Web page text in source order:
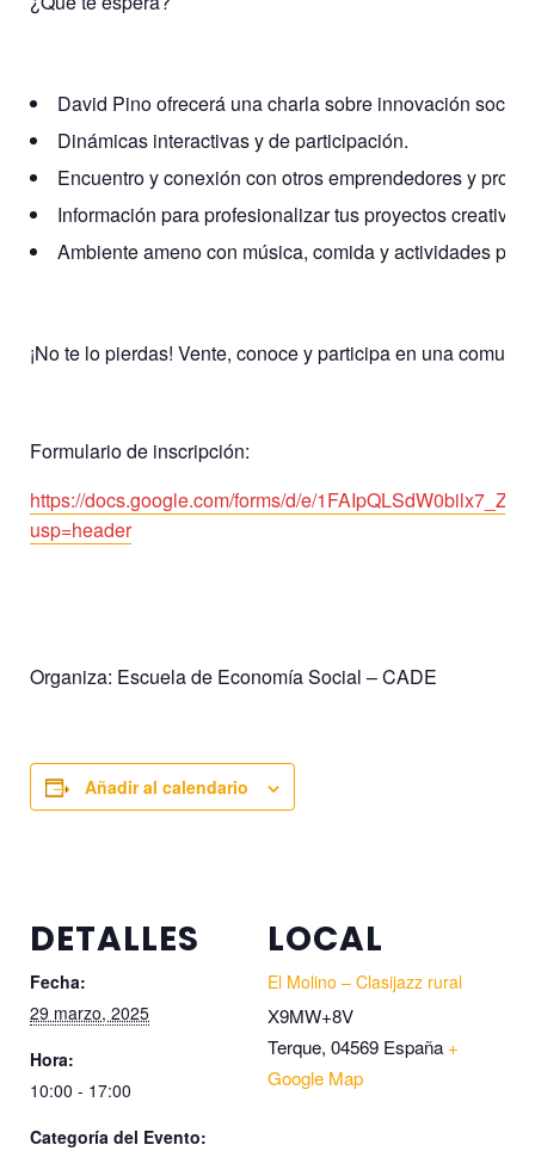
David Pino ofrecerá una charla sobre innovación social
Dinámicas interactivas y de participación.
Encuentro y conexión con otros emprendedores y
Información para profesionalizar tus proyectos
Ambiente ameno con música, comida y actividades
¡No te lo pierdas! Vente, conoce y participa en una
Formulario de inscripción:
https://docs.google.com/forms/d/e/
usp=header
Organiza: Escuela de Economía Social – CADE
Añadir al calendario
DETALLES
Fecha:
29 marzo, 2025
Hora:
10:00 - 17:00
Categoría del Evento:
LOCAL
El Molino – Clasijazz rural
X9MW+8V
Terque, 04569 España +
Google Map